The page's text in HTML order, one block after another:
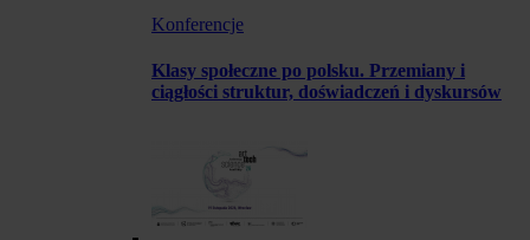
Konferencje
Klasy społeczne po polsku. Przemiany i
ciągłości struktur, doświadczeń i dyskursów